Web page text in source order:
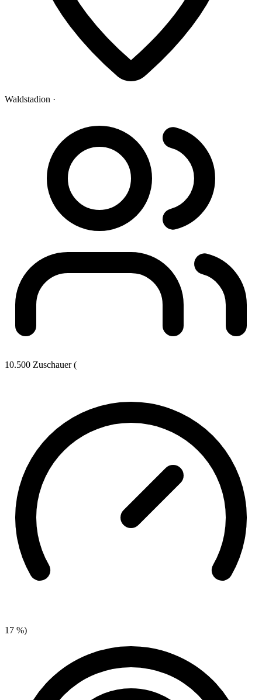
Waldstadion ·
10.500 Zuschauer (
17 %)